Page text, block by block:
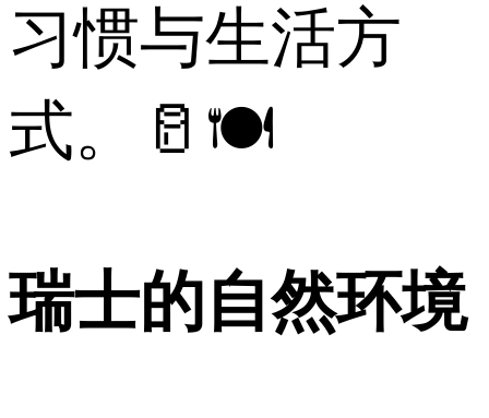
习惯与生活方
式。🥛🍽️
瑞士的自然环境